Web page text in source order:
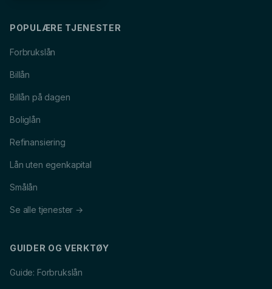
POPULÆRE TJENESTER
Forbrukslån
Billån
Billån på dagen
Boliglån
Refinansiering
Lån uten egenkapital
Smålån
Se alle tjenester →
GUIDER OG VERKTØY
Guide: Forbrukslån